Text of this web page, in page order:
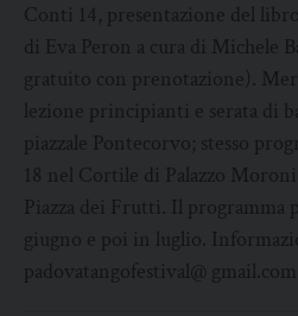
Conti 14, presentazione del
di Eva Peron a cura di Michele
gratuito con prenotazione).
lezione principianti e serata di
piazzale Pontecorvo; stesso
18 nel Cortile di Palazzo
Piazza dei Frutti. Il programma
giugno e poi in luglio.
padovatangofestival@ gmail.com